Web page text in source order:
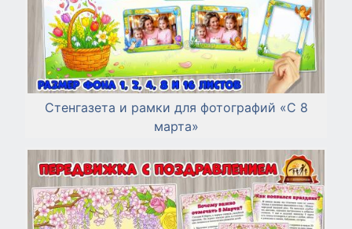
Стенгазета и рамки для фотографий «С 8
марта»